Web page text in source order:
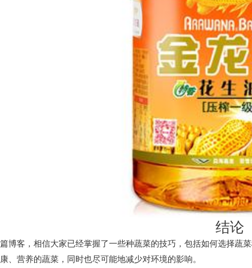
结论
博客，相信大家已经掌握了一些种蔬菜的技巧，包括如何选择蔬
、营养的蔬菜，同时也尽可能地减少对环境的影响。